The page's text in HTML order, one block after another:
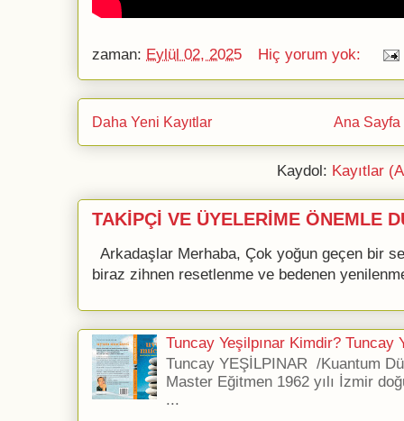
zaman: Eylül 02, 2025 Hiç yorum yok:
Daha Yeni Kayıtlar Ana Sayfa
Kaydol: Kayıtlar
TAKİPÇİ VE ÜYELERİME ÖNEMLE
Arkadaşlar Merhaba, Çok yoğun geçen bir
biraz zihnen resetlenme ve bedenen
Tuncay Yeşilpınar Kimdir? Tuncay
Tuncay YEŞİLPINAR /Kuantum
Master Eğitmen 1962 yılı İzmir
...